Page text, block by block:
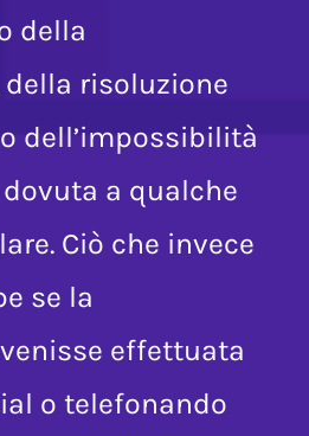
la notifica della
della
della risoluzione
dell’impossibilità
a qualche
Ciò che invece
se la
effettuata